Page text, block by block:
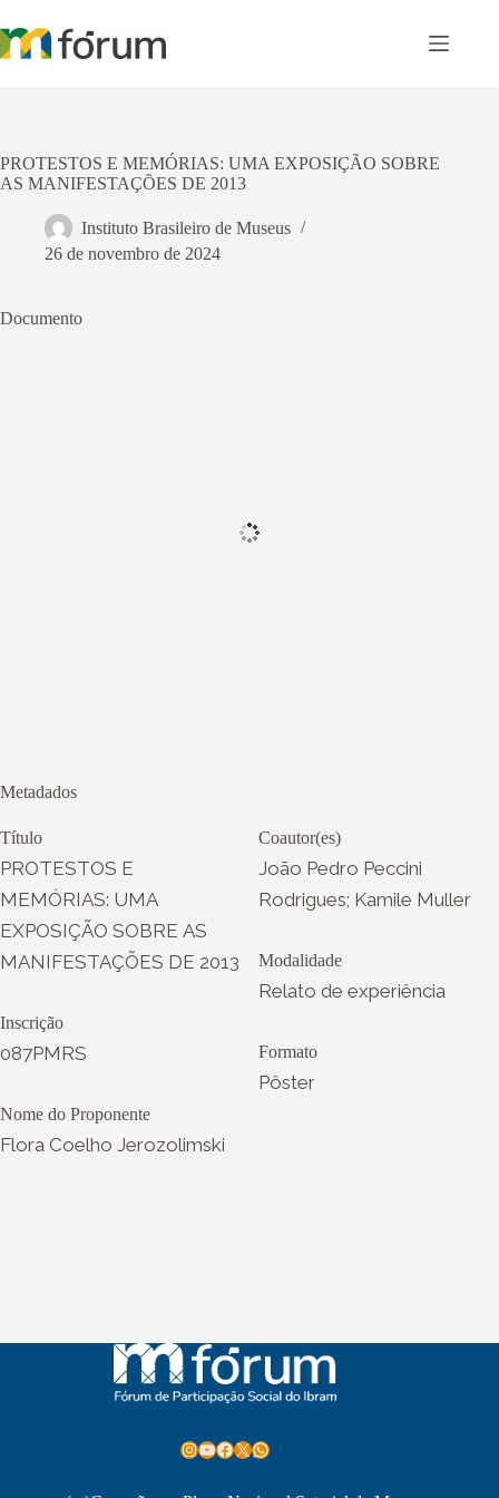
para
o
PROTESTOS E MEMÓRIAS: UMA EXPOSIÇÃO SOBRE
AS MANIFESTAÇÕES DE 2013
Instituto Brasileiro de Museus
26 de novembro de 2024
Documento
Metadados
Título
PROTESTOS E
MEMÓRIAS: UMA
EXPOSIÇÃO SOBRE AS
MANIFESTAÇÕES DE 2013
Inscrição
087PMRS
Nome do Proponente
Flora Coelho Jerozolimski
Coautor(es)
João Pedro Peccini
Rodrigues; Kamile Muller
Modalidade
Relato de experiência
Formato
Pôster
Instagram
Youtube
Facebook
X WhatsApp